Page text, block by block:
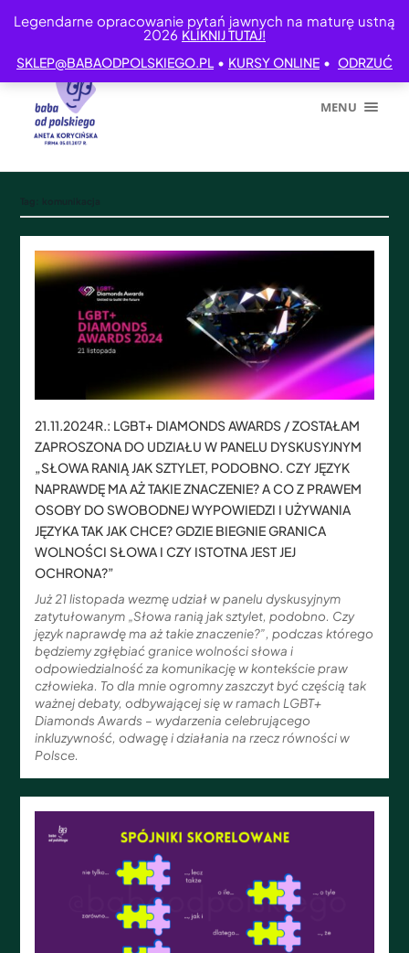
Legendarne opracowanie pytań jawnych na maturę ustną
2026 KLIKNIJ TUTAJ!
SKLEP@BABAODPOLSKIEGO.PL • KURSY ONLINE • ODRZUĆ
MENU
21.11.2024R.: LGBT+ DIAMONDS AWARDS / ZOSTAŁAM
ZAPROSZONA DO UDZIAŁU W PANELU DYSKUSYJNYM
„SŁOWA RANIĄ JAK SZTYLET, PODOBNO. CZY JĘZYK
NAPRAWDĘ MA AŻ TAKIE ZNACZENIE? A CO Z PRAWEM
OSOBY DO SWOBODNEJ WYPOWIEDZI I UŻYWANIA
JĘZYKA TAK JAK CHCE? GDZIE BIEGNIE GRANICA
WOLNOŚCI SŁOWA I CZY ISTOTNA JEST JEJ
OCHRONA?”
Już 21 listopada wezmę udział w panelu dyskusyjnym
zatytułowanym „Słowa ranią jak sztylet, podobno. Czy
język naprawdę ma aż takie znaczenie?”, podczas którego
będziemy zgłębiać granice wolności słowa i
odpowiedzialność za komunikację w kontekście praw
człowieka. To dla mnie ogromny zaszczyt być częścią tak
ważnej debaty, odbywającej się w ramach LGBT+
Diamonds Awards – wydarzenia celebrującego
inkluzywność, odwagę i działania na rzecz równości w
Polsce.